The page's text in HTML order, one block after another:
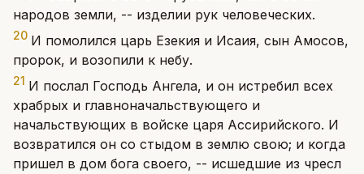
народов земли, -- изделии рук человеческих.
20 И помолился царь Езекия и Исаия, сын Амосов,
пророк, и возопили к небу.
21 И послал Господь Ангела, и он истребил всех
храбрых и главноначальствующего и
начальствующих в войске царя Ассирийского. И
возвратился он со стыдом в землю свою; и когда
пришел в дом бога своего, -- исшедшие из чресл